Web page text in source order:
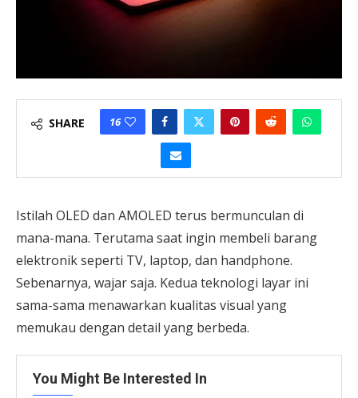
SHARE 16
Istilah OLED dan AMOLED terus bermunculan di
mana-mana. Terutama saat ingin membeli barang
elektronik seperti TV, laptop, dan handphone.
Sebenarnya, wajar saja. Kedua teknologi layar ini
sama-sama menawarkan kualitas visual yang
memukau dengan detail yang berbeda.
You Might Be Interested In